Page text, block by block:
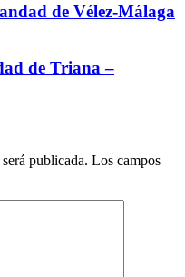
de Vélez-Málaga
de Triana –
publicada. Los campos